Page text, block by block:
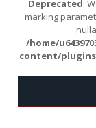
Deprecated:
marking
/home/
content/